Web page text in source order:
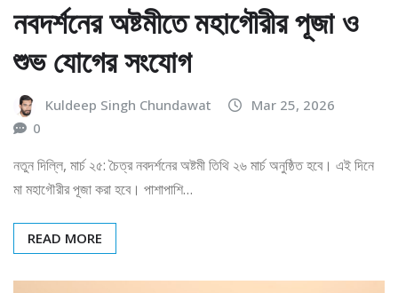
নবদর্শনের অষ্টমীতে মহাগৌরীর পূজা ও
শুভ যোগের সংযোগ
Kuldeep Singh Chundawat
Mar 25, 2026
0
নতুন দিল্লি, মার্চ ২৫: চৈত্র নবদর্শনের অষ্টমী তিথি ২৬ মার্চ অনুষ্ঠিত হবে। এই দিনে
মা মহাগৌরীর পূজা করা হবে। পাশাপাশি…
READ MORE